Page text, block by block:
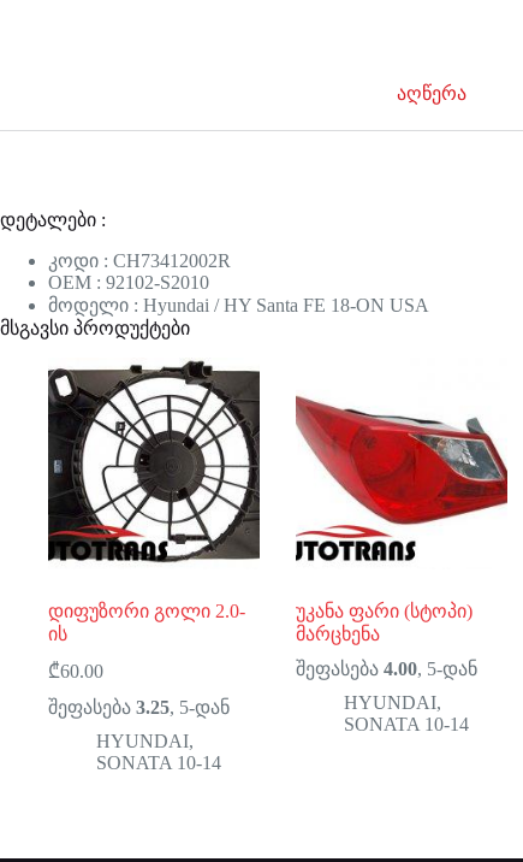
აღწერა
დეტალები :
კოდი : CH73412002R
OEM : 92102-S2010
მოდელი : Hyundai / HY Santa FE 18-ON USA
მსგავსი პროდუქტები
დიფუზორი გოლი 2.0-
ის
₾60.00
შეფასება 3.25, 5-დან
HYUNDAI,
SONATA 10-14
უკანა ფარი (სტოპი)
მარცხენა
შეფასება4.00, 5-დან
HYUNDAI,
SONATA 10-14